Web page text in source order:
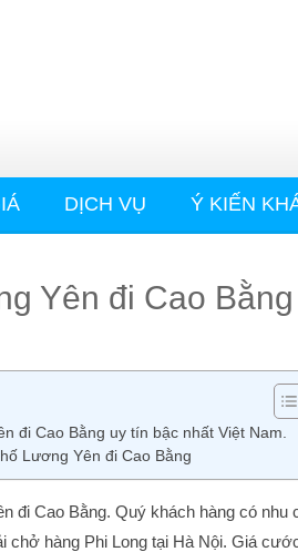
DỊCH VỤ Ý KIẾN
Yên đi Cao Bằng
đi Cao Bằng uy tín bậc nhất Việt Nam.
Lương Yên đi Cao Bằng
đi Cao Bằng. Quý khách hàng có nhu
chở hàng Phi Long tại Hà Nội. Giá